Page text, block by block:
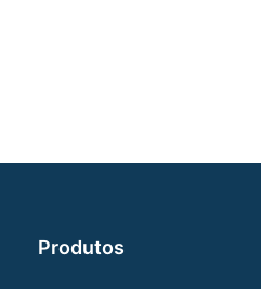
Produtos